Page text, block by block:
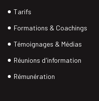
Tarifs
Formations & Coachings
Témoignages & Médias
Réunions d'information
Rémunération